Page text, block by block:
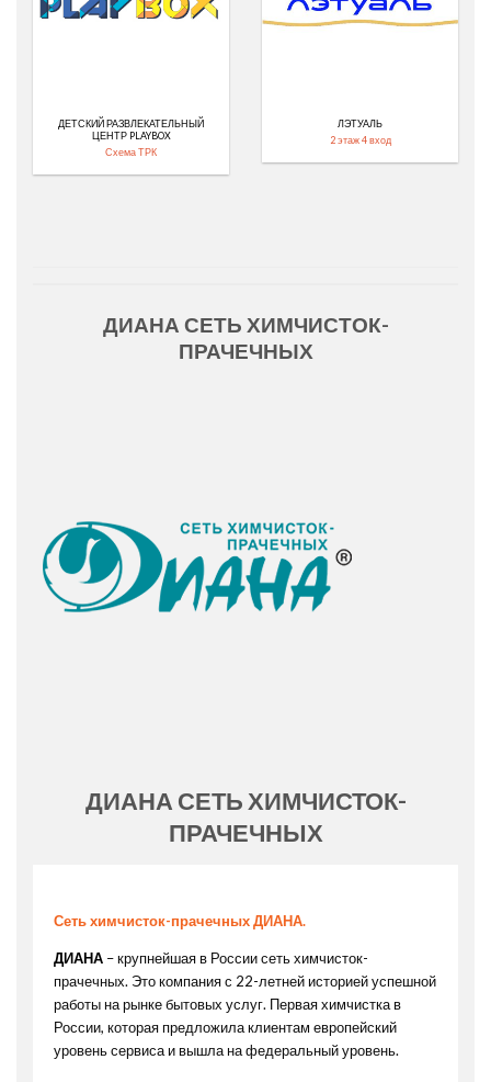
ДЕТСКИЙ РАЗВЛЕКАТЕЛЬНЫЙ
ЦЕНТР PLAYBOX
Схема ТРК
ЛЭТУАЛЬ
2 этаж 4 вход
ДИАНА СЕТЬ ХИМЧИСТОК-
ПРАЧЕЧНЫХ
ДИАНА СЕТЬ ХИМЧИСТОК-
ПРАЧЕЧНЫХ
Сеть химчисток-прачечных ДИАНА.
ДИАНА – крупнейшая в России сеть химчисток-
прачечных. Это компания с 22-летней историей успешной
работы на рынке бытовых услуг. Первая химчистка в
России, которая предложила клиентам европейский
уровень сервиса и вышла на федеральный уровень.